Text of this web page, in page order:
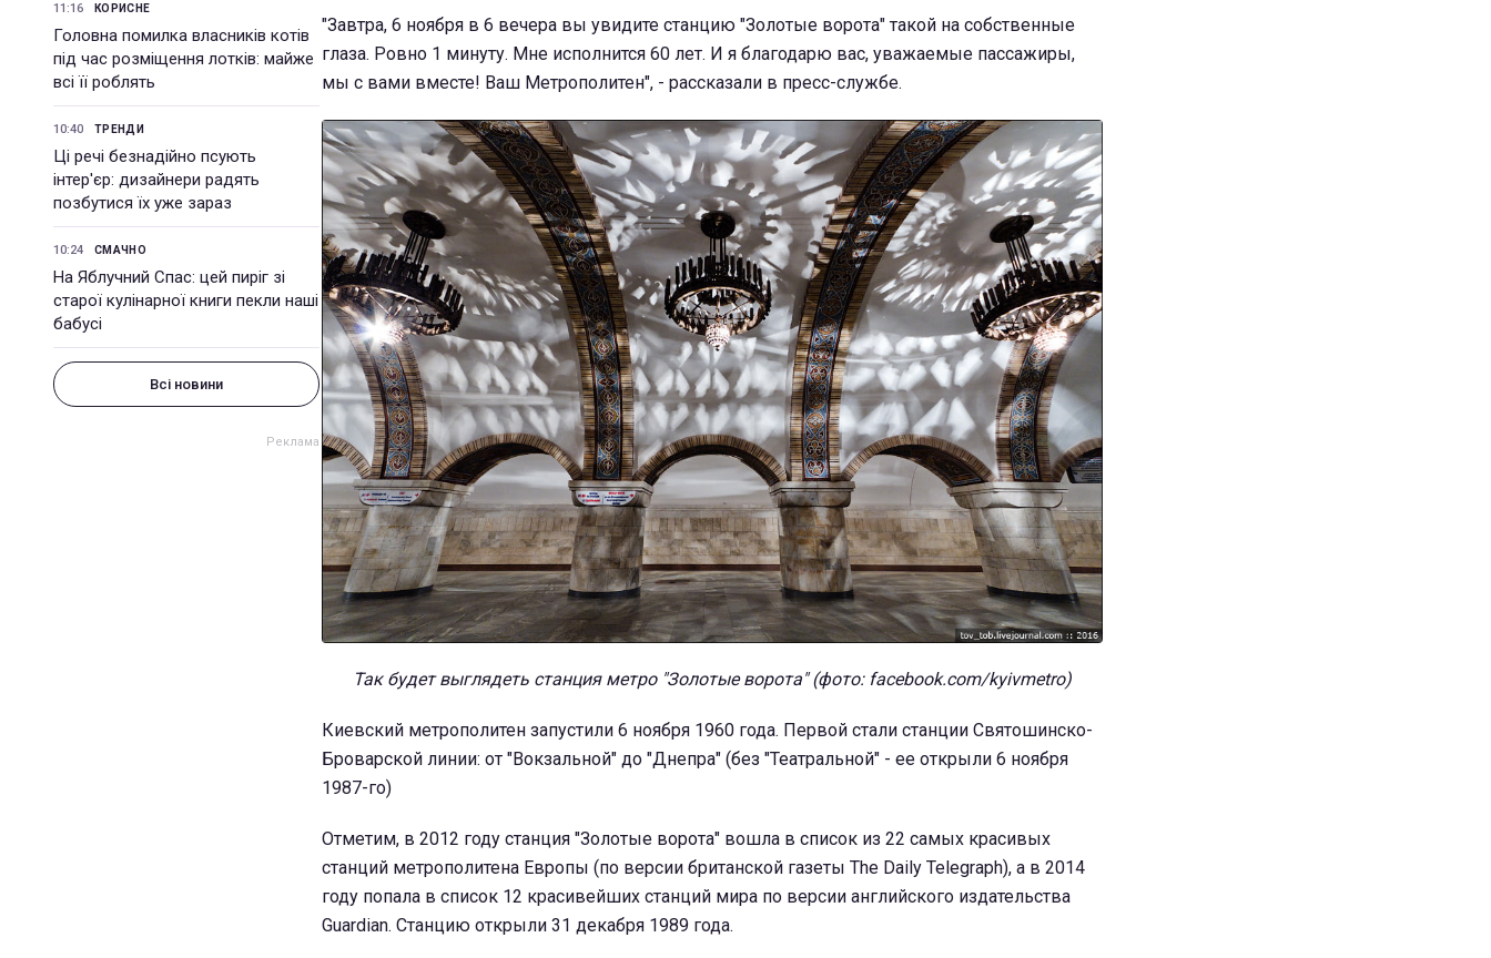
11:16 КОРИСНЕ
Головна помилка власників котів
під час розміщення лотків: майже
всі її роблять
10:40 ТРЕНДИ
Ці речі безнадійно псують
інтер'єр: дизайнери радять
позбутися їх уже зараз
10:24 СМАЧНО
На Яблучний Спас: цей пиріг зі
старої кулінарної книги пекли наші
бабусі
Всі новини
"Завтра, 6 ноября в 6 вечера вы увидите станцию "Золотые ворота" такой на собственные
глаза. Ровно 1 минуту. Мне исполнится 60 лет. И я благодарю вас, уважаемые пассажиры,
мы с вами вместе! Ваш Метрополитен", - рассказали в пресс-службе.
Так будет выглядеть станция метро "Золотые ворота" (фото: facebook.com/kyivmetro)
Киевский метрополитен запустили 6 ноября 1960 года. Первой стали станции Святошинско-
Броварской линии: от "Вокзальной" до "Днепра" (без "Театральной" - ее открыли 6 ноября
1987-го)
Отметим, в 2012 году станция "Золотые ворота" вошла в список из 22 самых красивых
станций метрополитена Европы (по версии британской газеты The Daily Telegraph), а в 2014
году попала в список 12 красивейших станций мира по версии английского издательства
Guardian. Станцию открыли 31 декабря 1989 года.